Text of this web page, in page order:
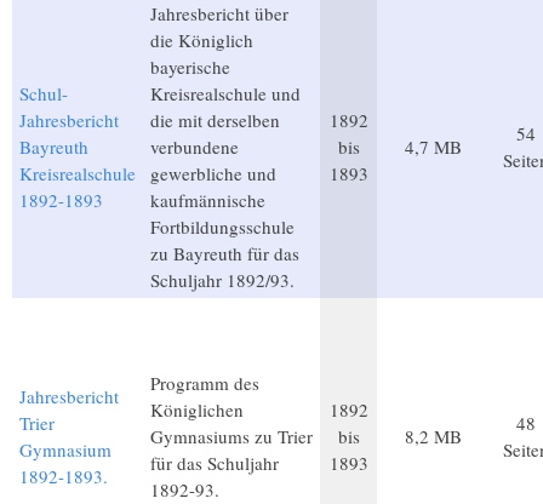
Schul-
Jahresbericht
Bayreuth
Kreisrealschule
1892-1893
Jahresbericht über
die Königlich
bayerische
Kreisrealschule und
die mit derselben
verbundene
gewerbliche und
kaufmännische
Fortbildungsschule
zu Bayreuth für das
Schuljahr 1892/93.
1892
bis
1893
4,7 MB
54
Jahresbericht
Trier
Gymnasium
1892-1893.
Programm des
Königlichen
Gymnasiums zu Trier
für das Schuljahr
1892-93.
1892
bis
1893
8,2 MB
48